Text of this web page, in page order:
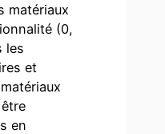
matériaux
(0,
les
et
en